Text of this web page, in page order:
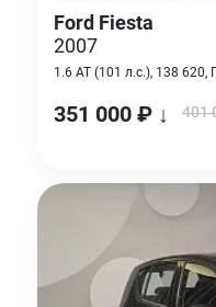
Ford Fiesta
2007
1.6 AT (101 л.с.), 138 620,
351 000 ₽ ↓ 401